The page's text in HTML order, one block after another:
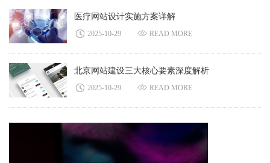
医疗网站设计实施方案详解
2025-10-29 READ MORE
北京网站建设三大核心要素深度解析
2025-10-29 READ MORE